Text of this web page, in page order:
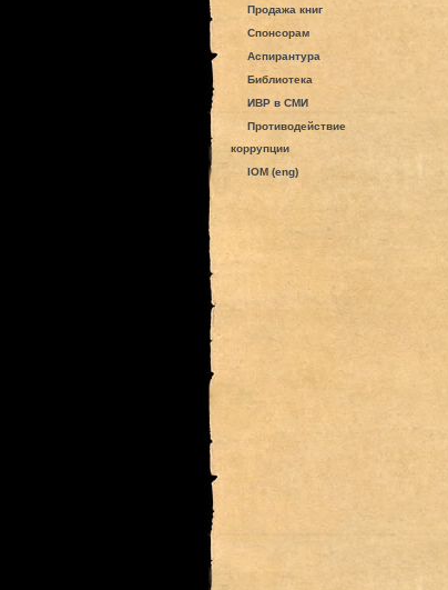
Продажа книг
Спонсорам
Аспирантура
Библиотека
ИВР в СМИ
Противодействие
коррупции
IOM (eng)